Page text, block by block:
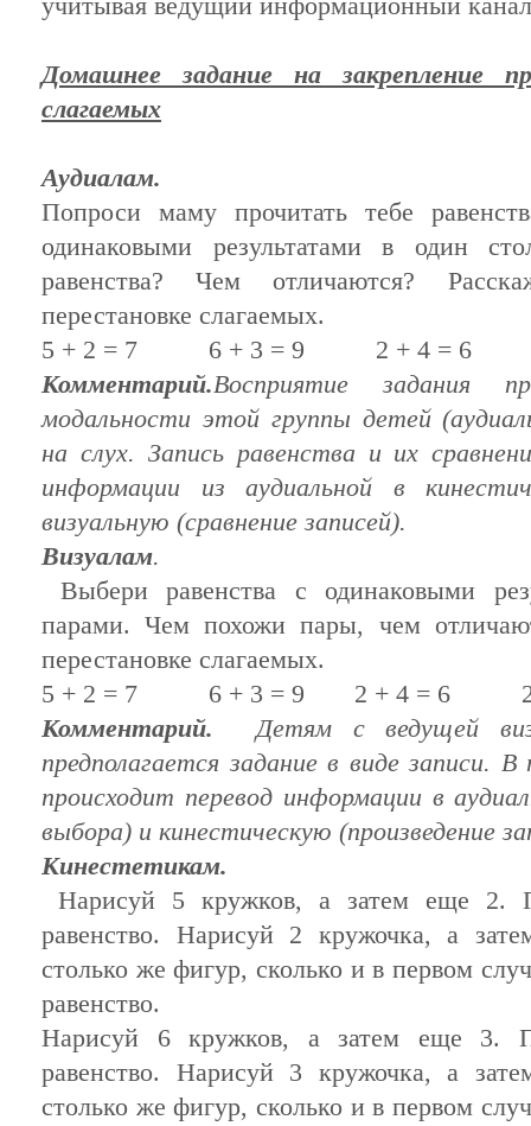
учитывая ведущий информационный
Домашнее задание на закрепление
слагаемых
Аудиалам.
Попроси маму прочитать тебе
одинаковыми результатами в один
равенства? Чем отличаются?
перестановке слагаемых.
5 + 2 = 7 6 + 3 = 9 2 + 4
Комментарий.Восприятие задания
модальности этойгруппы детей
на слух. Запись равенства и их
информации
из аудиальной в
визуальную (сравнение записей).
Визуалам.
Выбери равенства с одинаковыми
парами. Чем похожи пары, чем
перестановке слагаемых.
5 + 2 = 7 6 + 3 = 9 2 + 4 = 6
Комментарий. Детям сведущей
предполагается задание в виде записи. В
происходит перевод информации в
выбора) и кинестическую (произведение
Кинестетикам.
Нарисуй 5 кружков, а затем еще 2.
равенство. Нарисуй 2 кружочка, а
столько же фигур, сколько и в первом
равенство.
Нарисуй 6 кружков, а затем еще 3.
равенство. Нарисуй 3 кружочка, а
столько же фигур, сколько и в первом